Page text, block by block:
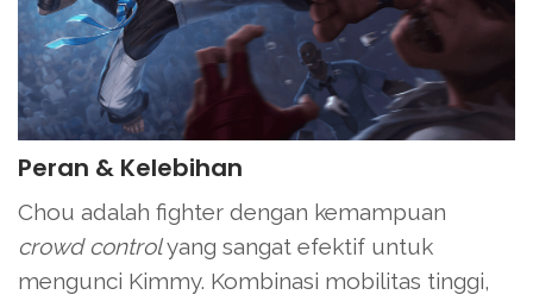
Peran & Kelebihan
Chou adalah fighter dengan kemampuan
crowd controlyang sangat efektif untuk
mengunci Kimmy. Kombinasi mobilitas tinggi,